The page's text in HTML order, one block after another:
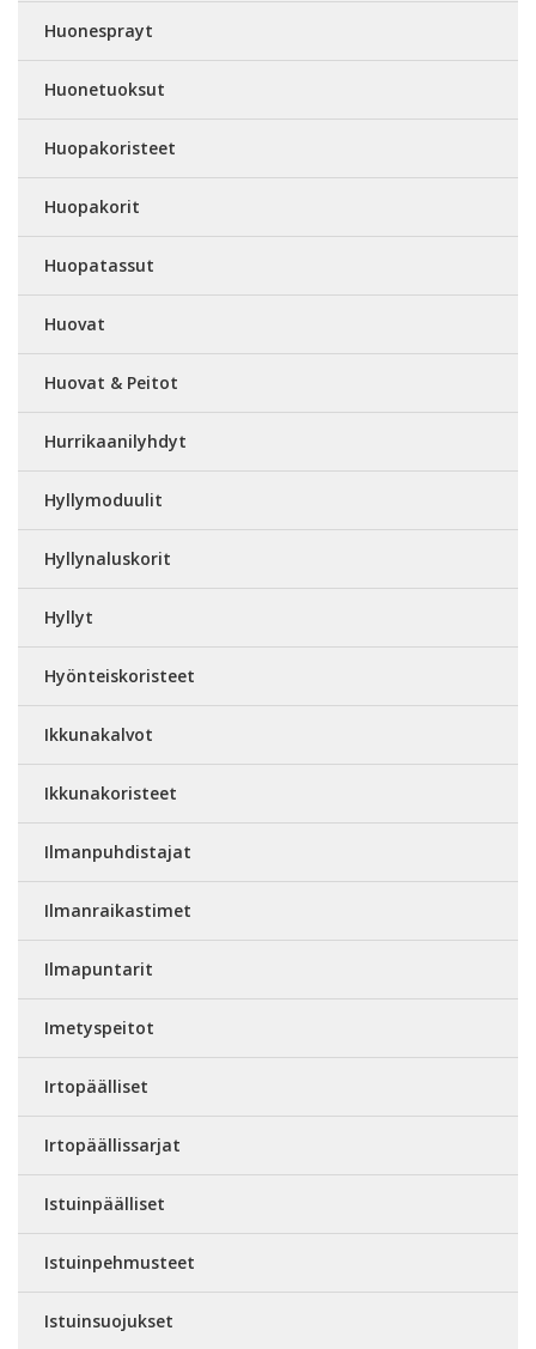
Huonesprayt
Huonetuoksut
Huopakoristeet
Huopakorit
Huopatassut
Huovat
Huovat & Peitot
Hurrikaanilyhdyt
Hyllymoduulit
Hyllynaluskorit
Hyllyt
Hyönteiskoristeet
Ikkunakalvot
Ikkunakoristeet
Ilmanpuhdistajat
Ilmanraikastimet
Ilmapuntarit
Imetyspeitot
Irtopäälliset
Irtopäällissarjat
Istuinpäälliset
Istuinpehmusteet
Istuinsuojukset